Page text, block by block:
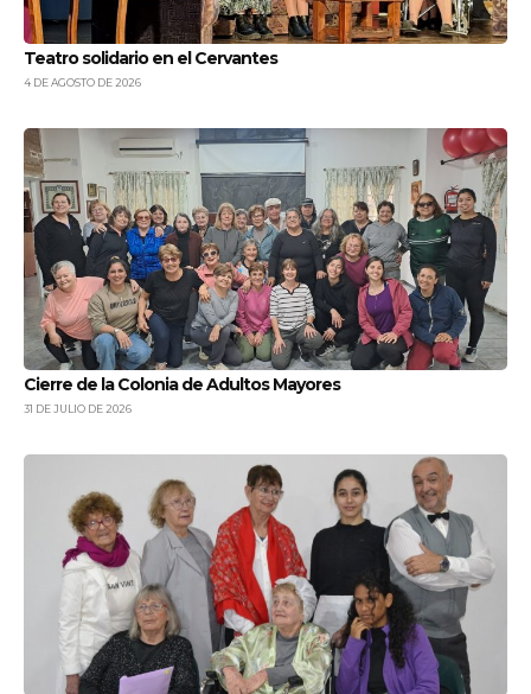
Teatro solidario en el Cervantes
4 DE AGOSTO DE 2026
Cierre de la Colonia de Adultos Mayores
31 DE JULIO DE 2026